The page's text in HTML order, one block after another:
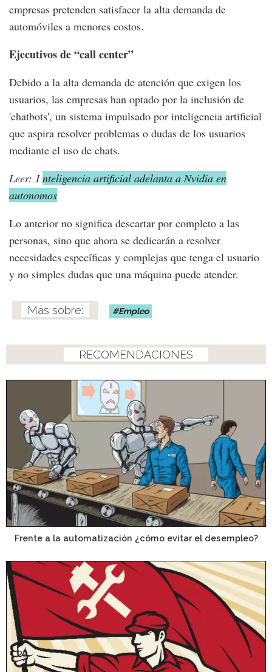
empresas pretenden satisfacer la alta demanda de
automóviles a menores costos.
Ejecutivos de “call center”
Debido a la alta demanda de atención que exigen los
usuarios, las empresas han optado por la inclusión de
'chatbots', un sistema impulsado por inteligencia artificial
que aspira resolver problemas o dudas de los usuarios
mediante el uso de chats.
Leer: I nteligencia artificial adelanta a Nvidia en
autonomos
Lo anterior no significa descartar por completo a las
personas, sino que ahora se dedicarán a resolver
necesidades específicas y complejas que tenga el usuario
y no simples dudas que una máquina puede atender.
Empleo
RECOMENDACIONES
Frente a la automatización ¿cómo evitar el desempleo?